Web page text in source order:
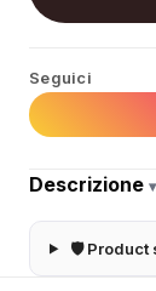
Seguici
Descrizione ▾
🛡 Product